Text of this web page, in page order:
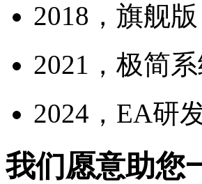
2018，旗舰版
2021，极简
2024，EA研
我们愿意助您